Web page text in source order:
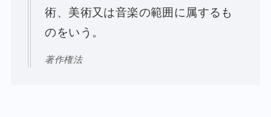
術、美術又は音楽の範囲に属するも
のをいう。
著作権法